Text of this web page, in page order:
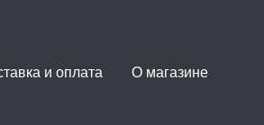
и оплата
О магазине